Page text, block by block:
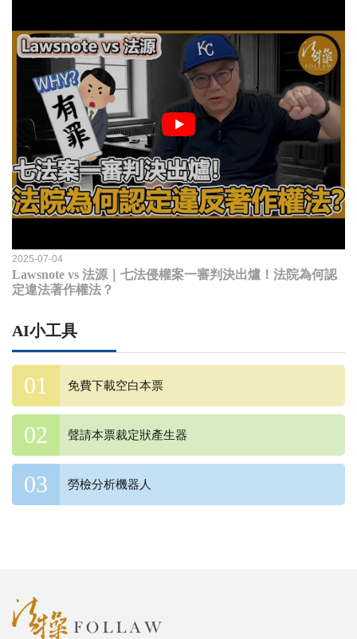
2025-07-04
Lawsnote vs 法源｜七法侵權案一審判決出爐！法院為何認
定違法著作權法？
AI小工具
免費下載空白本票
聲請本票裁定狀產生器
勞檢分析機器人